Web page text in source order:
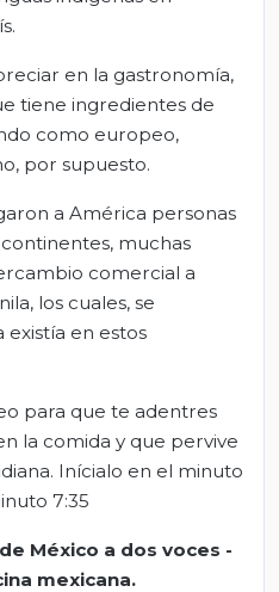
en la gastronomía,
tiene ingredientes de
como europeo,
por supuesto.
a América personas
muchas
comercial a
los cuales, se
en estos
para que te adentres
la comida y que pervive
Inícialo en el minuto
7:35
México a dos voces -
mexicana.